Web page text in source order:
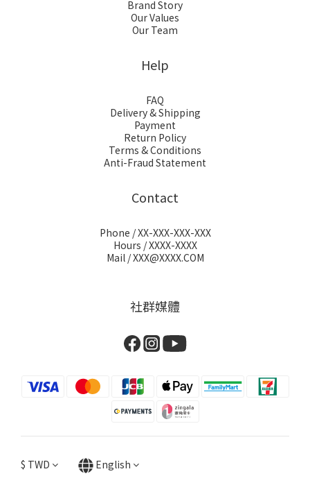
Brand Story
Our Values
Our Team
Help
FAQ
Delivery & Shipping
Payment
Return Policy
Terms & Conditions
Anti-Fraud Statement
Contact
Phone / XX-XXX-XXX-XXX
Hours / XXXX-XXXX
Mail / XXX@XXXX.COM
社群媒體
$ TWD English